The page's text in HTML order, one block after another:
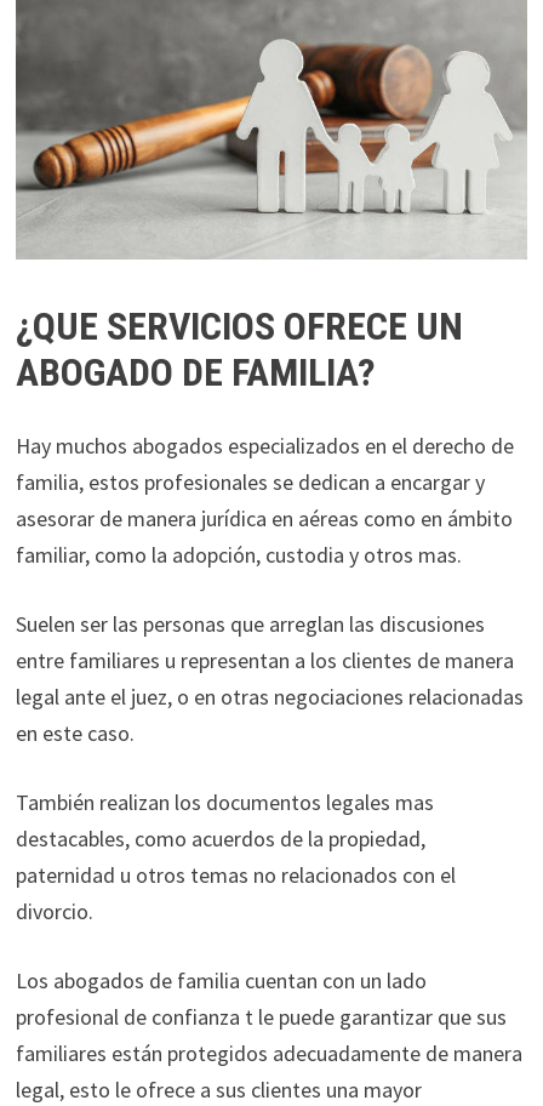
¿QUE SERVICIOS OFRECE UN
ABOGADO DE FAMILIA?
Hay muchos abogados especializados en el derecho de
familia, estos profesionales se dedican a encargar y
asesorar de manera jurídica en aéreas como en ámbito
familiar, como la adopción, custodia y otros mas.
Suelen ser las personas que arreglan las discusiones
entre familiares u representan a los clientes de manera
legal ante el juez, o en otras negociaciones relacionadas
en este caso.
También realizan los documentos legales mas
destacables, como acuerdos de la propiedad,
paternidad u otros temas no relacionados con el
divorcio.
Los abogados de familia cuentan con un lado
profesional de confianza t le puede garantizar que sus
familiares están protegidos adecuadamente de manera
legal, esto le ofrece a sus clientes una mayor